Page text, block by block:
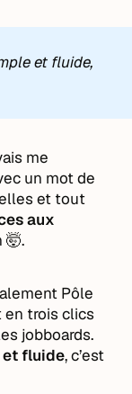
et fluide,
me
un mot de
et tout
aux
🤯.
Pôle
en trois clics
jobboards.
et fluide, c’est